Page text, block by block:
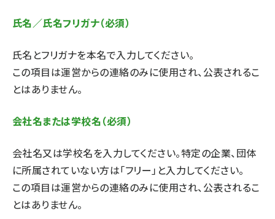
氏名／氏名フリガナ（必須）
氏名とフリガナを本名で入力してください。
この項目は運営からの連絡のみに使用され、公表されるこ
とはありません。
会社名または学校名（必須）
会社名又は学校名を入力してください。特定の企業、団体
に所属されていない方は「フリー」と入力してください。
この項目は運営からの連絡のみに使用され、公表されるこ
とはありません。